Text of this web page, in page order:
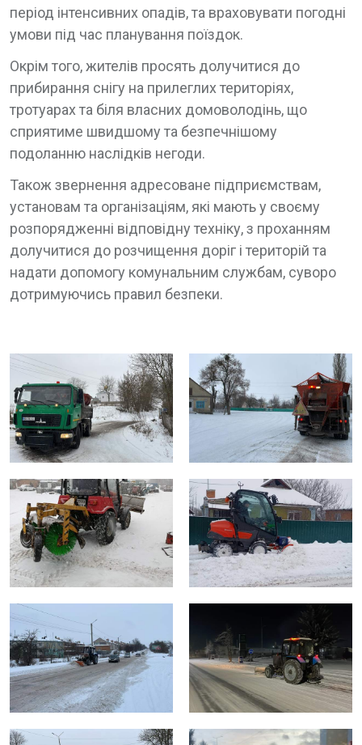
період інтенсивних опадів, та враховувати погодні
умови під час планування поїздок.
Окрім того, жителів просять долучитися до
прибирання снігу на прилеглих територіях,
тротуарах та біля власних домоволодінь, що
сприятиме швидшому та безпечнішому
подоланню наслідків негоди.
Також звернення адресоване підприємствам,
установам та організаціям, які мають у своєму
розпорядженні відповідну техніку, з проханням
долучитися до розчищення доріг і територій та
надати допомогу комунальним службам, суворо
дотримуючись правил безпеки.